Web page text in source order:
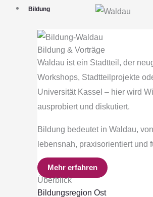
Bildung
Bildung & Vorträge
Waldau ist ein Stadtteil, der
Workshops, Stadtteilprojekte
Universität Kassel – hier wird
ausprobiert und diskutiert.
Bildung bedeutet in Waldau,
lebensnah, praxisorientiert und
Mehr erfahren
Überblick
Bildungsregion Ost
Menü
Unser Waldau
Sport & Bewegung